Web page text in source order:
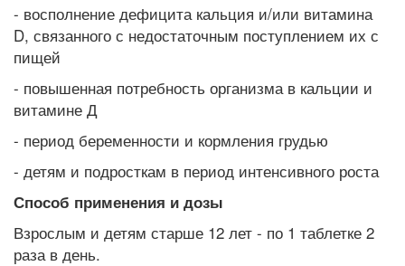
- восполнение дефицита кальция и/или витамина
D, связанного с недостаточным поступлением их с
пищей
- повышенная потребность организма в кальции и
витамине Д
- период беременности и кормления грудью
- детям и подросткам в период интенсивного роста
Способ применения и дозы
Взрослым и детям старше 12 лет - по 1 таблетке 2
раза в день.